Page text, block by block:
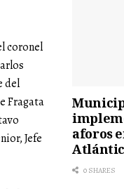
coronel
del
Fragata
Jefe
aforos
0 SHARES